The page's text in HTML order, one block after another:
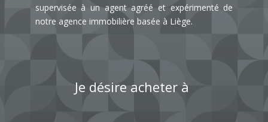
supervisée à un agent agréé et expérimenté de
notre agence immobilière basée à Liège.
Je désire acheter à